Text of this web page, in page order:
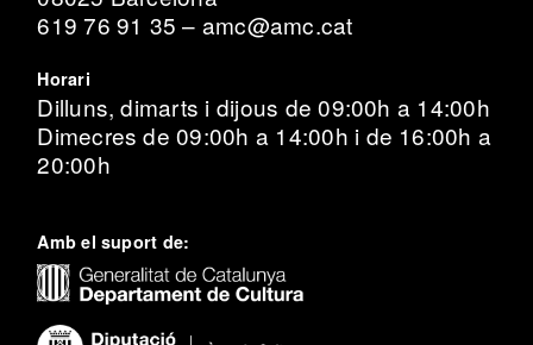
619 76 91 35 – amc@amc.cat
Horari
Dilluns, dimarts i dijous de 09:00h a 14:00h
Dimecres de 09:00h a 14:00h i de 16:00h a
20:00h
Amb el suport de: